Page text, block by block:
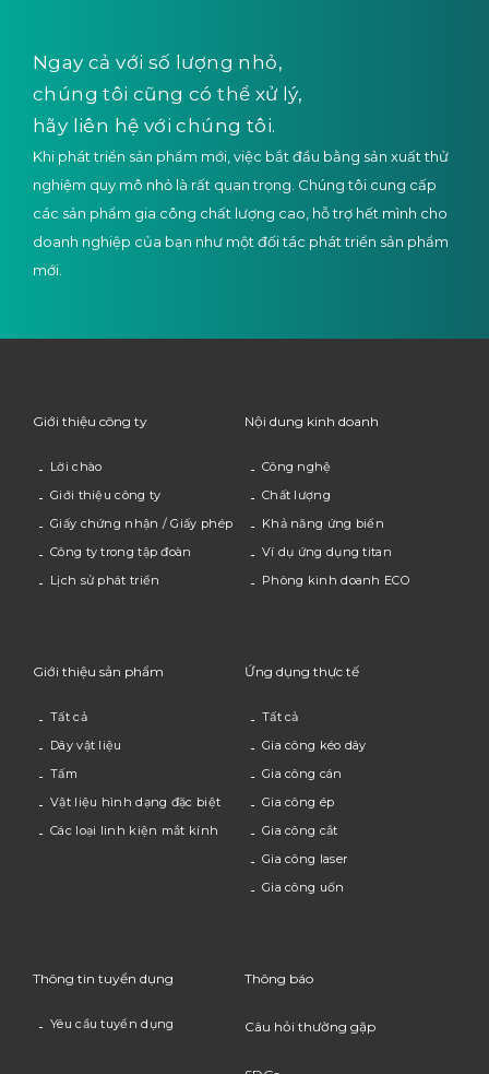
Ngay cả với số lượng nhỏ,
chúng tôi cũng có thể xử lý,
hãy liên hệ với chúng tôi.
Khi phát triển sản phẩm mới, việc bắt đầu bằng sản xuất thử
nghiệm quy mô nhỏ là rất quan trọng. Chúng tôi cung cấp
các sản phẩm gia công chất lượng cao, hỗ trợ hết mình cho
doanh nghiệp của bạn như một đối tác phát triển sản phẩm
mới.
Giới thiệu công ty
Lời chào
Giới thiệu công ty
Giấy chứng nhận / Giấy phép
Công ty trong tập đoàn
Lịch sử phát triển
Nội dung kinh doanh
Công nghệ
Chất lượng
Khả năng ứng biến
Ví dụ ứng dụng titan
Phòng kinh doanh ECO
Giới thiệu sản phẩm
Tất cả
Dây vật liệu
Tấm
Vật liệu hình dạng đặc biệt
Các loại linh kiện mắt kính
Ứng dụng thực tế
Tất cả
Gia công kéo dây
Gia công cán
Gia công ép
Gia công cắt
Gia công laser
Gia công uốn
Thông tin tuyển dụng
Yêu cầu tuyển dụng
Thông báo
Câu hỏi thường gặp